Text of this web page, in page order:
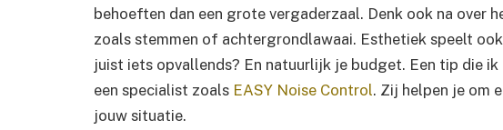
behoeften dan een grote vergaderzaal. Denk ook na over
zoals stemmen of achtergrondlawaai. Esthetiek speelt
juist iets opvallends? En natuurlijk je budget. Een tip die
een specialist zoals EASY Noise Control. Zij helpen je om
jouw situatie.